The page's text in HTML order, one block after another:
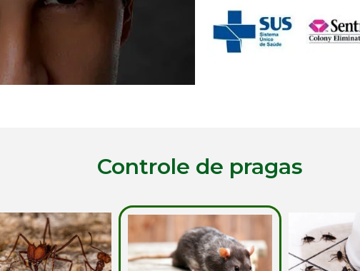
Controle de pragas